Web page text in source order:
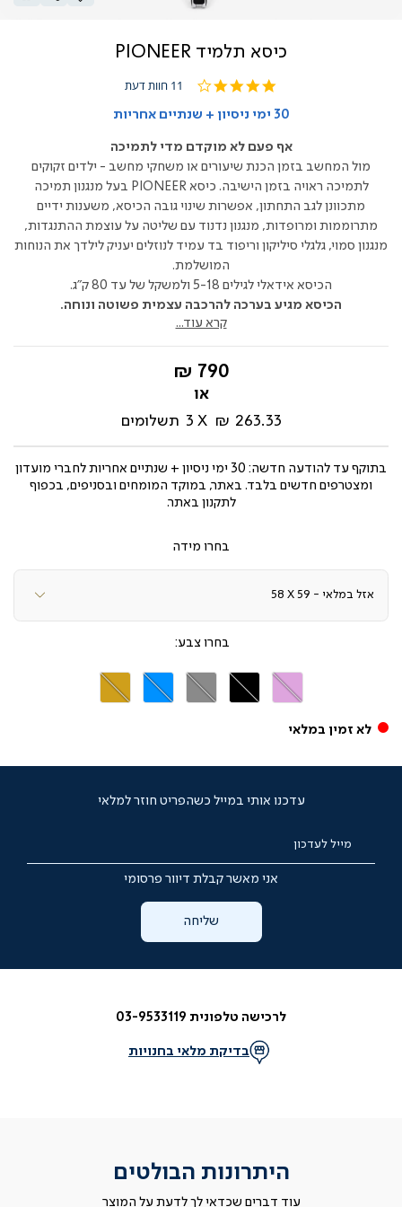
כיסא תלמיד PIONEER
4.1
rating
11 חוות דעת
30 ימי ניסיון + שנתיים אחריות
אף פעם לא מוקדם מדי לתמיכה
מול המחשב בזמן הכנת שיעורים או משחקי מחשב - ילדים זקוקים
לתמיכה ראויה בזמן הישיבה. כיסא PIONEER בעל מנגנון תמיכה
מתכוונן לגב התחתון, אפשרות שינוי גובה הכיסא, משענות ידיים
מתרוממות ומרופדות, מנגנון נדנוד עם שליטה על עוצמת ההתנגדות,
מנגנון סמוי, גלגלי סיליקון וריפוד בד עמיד לנוזלים יעניק לילדך את הנוחות
המושלמת.
הכיסא אידאלי לגילים 5-18 ולמשקל של עד 80 ק"ג.
הכיסא מגיע בערכה להרכבה עצמית פשוטה ונוחה.
קרא עוד...
החל
מ-
790 ₪
263.33 ₪
3 תשלומים
בתוקף עד
להודעה חדשה: 30 ימי ניסיון + שנתיים אחריות לחברי מועדון
ומצטרפים חדשים בלבד. באתר, במוקד המומחים ובסניפים, בכפוף
לתקנון באתר.
מידה
צבע
ורוד שחור אפור תכלת חרדל
לא זמין במלאי
עדכנו אותי במייל כשהפריט חוזר למלאי
מייל לעדכון
אני מאשר קבלת דיוור פרסומי
שליחה
לרכישה טלפונית 03-9533119
בדיקת מלאי בחנויות
היתרונות הבולטים
עוד דברים שכדאי לך לדעת על המוצר